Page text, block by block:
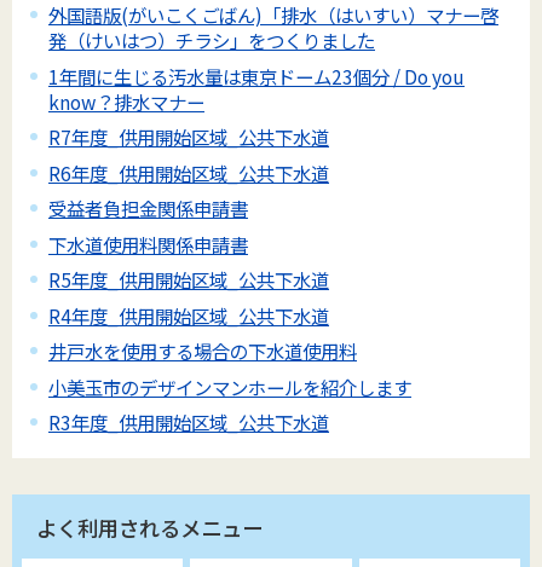
外国語版(がいこくごばん)「排水（はいすい）マナー啓
発（けいはつ）チラシ」をつくりました
1年間に生じる汚水量は東京ドーム23個分 / Do you
know？排水マナー
R7年度_供用開始区域_公共下水道
R6年度_供用開始区域_公共下水道
受益者負担金関係申請書
下水道使用料関係申請書
R5年度_供用開始区域_公共下水道
R4年度_供用開始区域_公共下水道
井戸水を使用する場合の下水道使用料
小美玉市のデザインマンホールを紹介します
R3年度_供用開始区域_公共下水道
よく利用されるメニュー